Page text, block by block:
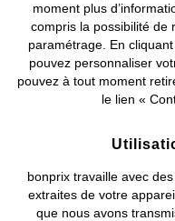
moment plus
compris la possibilité de
paramétrage. En
pouvez personnaliser
pouvez à tout moment
le lien «
bonprix travaille avec
extraites de votre
que nous avons